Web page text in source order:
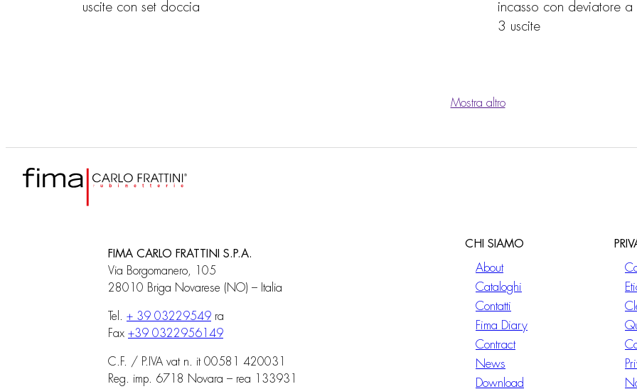
uscite con set doccia
incasso con deviatore
3 uscite
Mostra altro
FIMA CARLO FRATTINI S.P.A.
Via Borgomanero, 105
28010 Briga Novarese (NO) – Italia
Tel. + 39 03229549 ra
Fax +39 0322956149
C.F. / P.IVA vat n. it 00581 420031
Reg. imp. 6718 Novara – rea 133931
CHI SIAMO
About
Cataloghi
Contatti
Fima Diary
Contract
News
Download